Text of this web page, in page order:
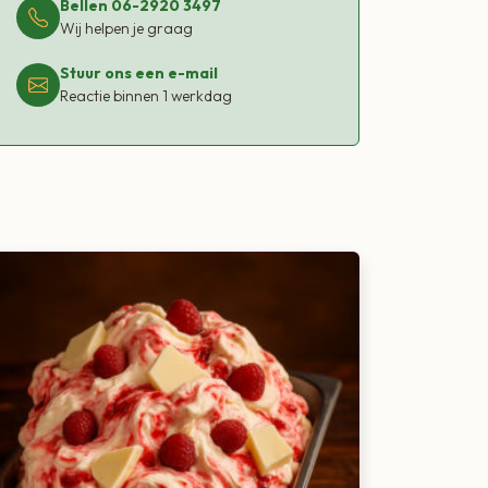
Bellen 06-2920 3497
Wij helpen je graag
Stuur ons een e-mail
Reactie binnen 1 werkdag